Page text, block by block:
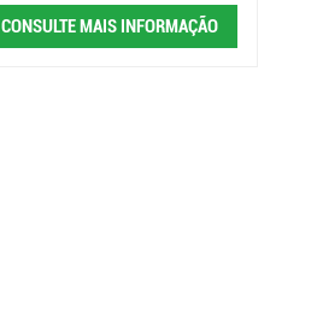
CONSULTE MAIS INFORMAÇÃO